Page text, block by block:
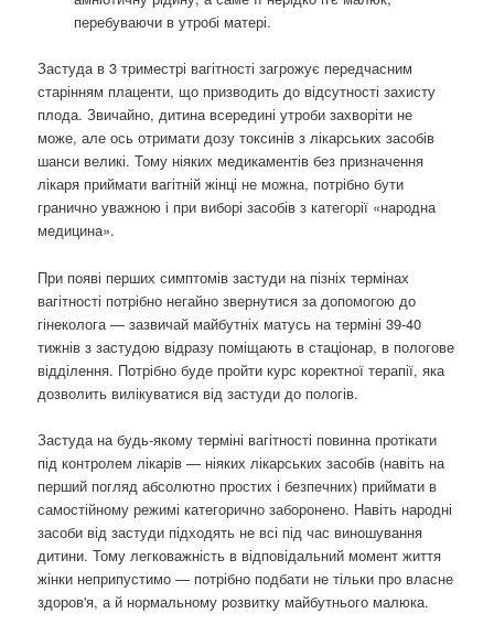
перебуваючи в утробі матері.
Застуда в 3 триместрі вагітності загрожує передчасним
старінням плаценти, що призводить до відсутності захисту
плода. Звичайно, дитина всередині утроби захворіти не
може, але ось отримати дозу токсинів з лікарських засобів
шанси великі. Тому ніяких медикаментів без призначення
лікаря приймати вагітній жінці не можна, потрібно бути
гранично уважною і при виборі засобів з категорії «народна
медицина».
При появі перших симптомів застуди на пізніх термінах
вагітності потрібно негайно звернутися за допомогою до
гінеколога — зазвичай майбутніх матусь на терміні 39-40
тижнів з застудою відразу поміщають в стаціонар, в пологове
відділення. Потрібно буде пройти курс коректної терапії, яка
дозволить вилікуватися від застуди до пологів.
Застуда на будь-якому терміні вагітності повинна протікати
під контролем лікарів — ніяких лікарських засобів (навіть на
перший погляд абсолютно простих і безпечних) приймати в
самостійному режимі категорично заборонено. Навіть народні
засоби від застуди підходять не всі під час виношування
дитини. Тому легковажність в відповідальний момент життя
жінки неприпустимо — потрібно подбати не тільки про власне
здоров'я, а й нормальному розвитку майбутнього малюка.